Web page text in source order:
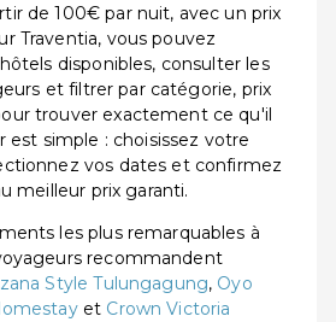
de 100€ par nuit, avec un prix
Traventia, vous pouvez
disponibles, consulter les
et filtrer par catégorie, prix
trouver exactement ce qu'il
est simple : choisissez votre
vos dates et confirmez
meilleur prix garanti.
les plus remarquables à
recommandent
Style Tulungagung, Oyo
et Crown Victoria